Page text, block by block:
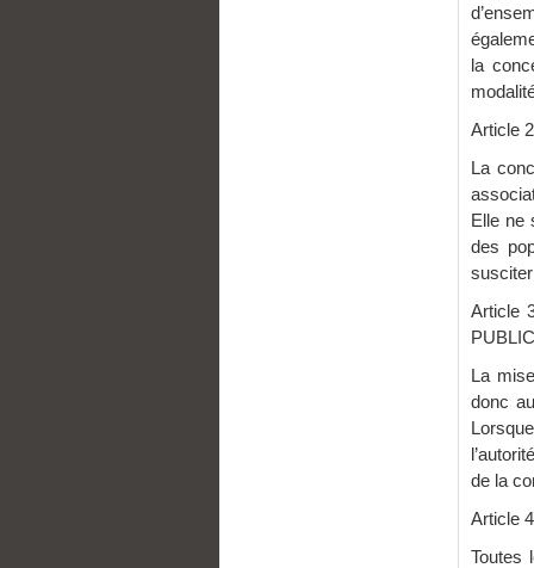
la
Article
La
Elle ne
des
Article
La
donc
de la
Article
Toutes